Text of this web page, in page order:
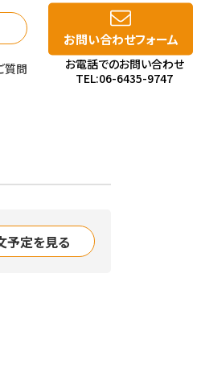
質問
お問い合わせフォーム
お電話でのお問い合わせ
TEL:06-6435-9747
予定を見る